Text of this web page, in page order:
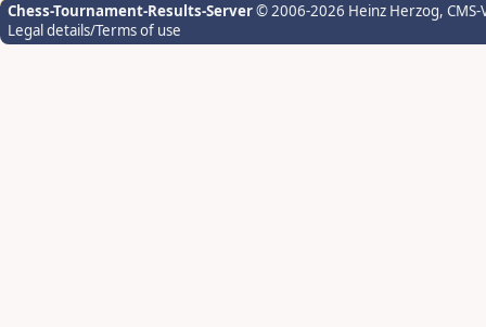
Chess-Tournament-Results-Server© 2006-2026 Heinz Herzog,
Legal details/Terms of use